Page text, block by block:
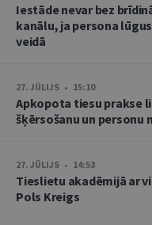
Iestāde nevar bez
kanālu, ja persona
veidā
27. JŪLIJS • 15:10
Apkopota tiesu prakse
šķērsošanu un personu
27. JŪLIJS • 14:53
Tieslietu akadēmijā ar
Pols Kreigs